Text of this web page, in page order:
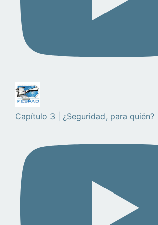
Capítulo 3 | ¿Seguridad, para quién?